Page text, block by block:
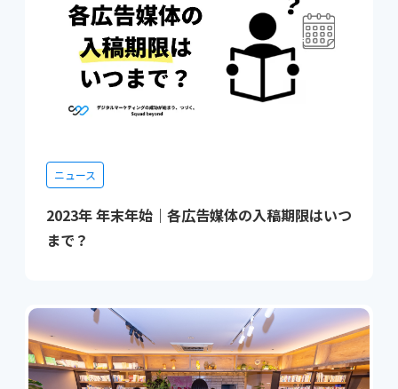
ニュース
2023年 年末年始｜各広告媒体の入稿期限はいつ
まで？